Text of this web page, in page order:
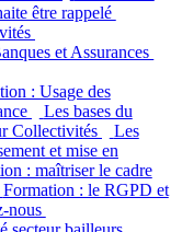
être rappelé
et Assurances
: Usage des
Les bases du
Collectivités
Les
et mise en
: maîtriser le cadre
Formation : le RGPD et
nous